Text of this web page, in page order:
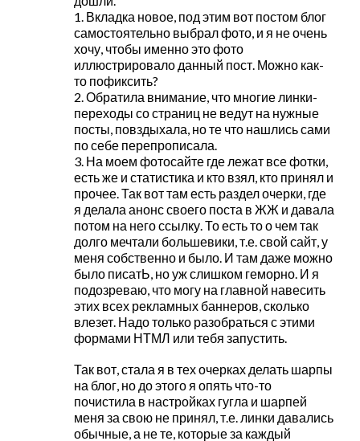
1. Вкладка новое, под этим вот постом блог
самостоятельно выбрал фото, и я не очень
хочу, чтобы именно это фото
иллюстрировало данный пост. Можно как-
то пофиксить?
2. Обратила внимание, что многие линки-
переходы со страниц не ведут на нужные
посты, повздыхала, но те что нашлись сами
по себе перепрописала.
3. На моем фотосайте где лежат все фотки,
есть же и статистика и кто взял, кто принял и
прочее. Так вот там есть раздел очерки, где
я делала анонс своего поста в ЖЖ и давала
потом на него ссылку. То есть то о чем так
долго мечтали большевики, т.е. свой сайт, у
меня собственно и было. И там даже можно
было писатЬ, но уж слишком геморно. И я
подозреваю, что могу на главной навесить
этих всех рекламных баннеров, сколько
влезет. Надо только разобраться с этими
формами НТМЛ или тебя запустить.
Так вот, стала я в тех очерках делать шарпы
на блог, но до этого я опять что-то
почистила в настройках гугла и шарпей
меня за свою не принял, т.е. линки давались
обычные, а не те, которые за каждый